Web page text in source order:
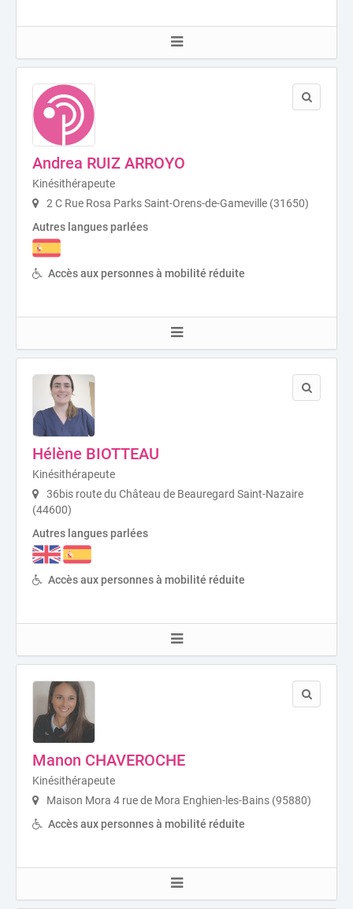
Andrea RUIZ ARROYO
Kinésithérapeute
2 C Rue Rosa Parks Saint-Orens-de-Gameville (31650)
Autres langues parlées
Accès aux personnes à mobilité réduite
Hélène BIOTTEAU
Kinésithérapeute
36bis route du Château de Beauregard Saint-Nazaire
(44600)
Autres langues parlées
Accès aux personnes à mobilité réduite
Manon CHAVEROCHE
Kinésithérapeute
Maison Mora 4 rue de Mora Enghien-les-Bains (95880)
Accès aux personnes à mobilité réduite